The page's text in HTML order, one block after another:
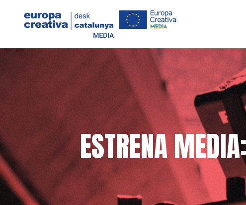
ESTRENA